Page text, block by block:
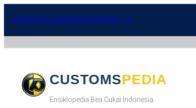
HOMEDOWNLOADFAQKONTAKABOUT US
CUSTOMSPEDIA
Ensiklopedia Bea Cukai Indonesia.